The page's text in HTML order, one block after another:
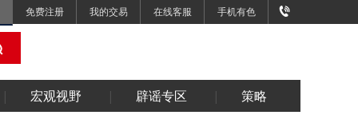
免费注册 我的交易 在线客服 手机有色
宏观视野 辟谣专区 策略